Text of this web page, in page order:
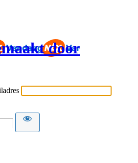
door